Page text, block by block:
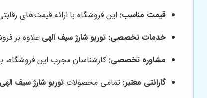
قیمت مناسب: این فروشگاه با ارائه قیمت‌های
خدمات تخصصی: توربو شارژ سیف الهی علاوه بر
مشاوره تخصصی: کارشناسان مجرب این فروشگاه،
گارانتی معتبر: تمامی محصولات توربو شارژ سیف الهی